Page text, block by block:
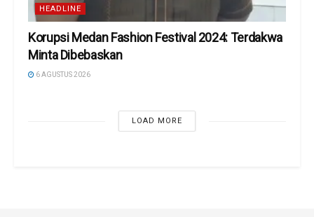
HEADLINE
Korupsi Medan Fashion Festival 2024: Terdakwa
Minta Dibebaskan
6 AGUSTUS 2026
LOAD MORE